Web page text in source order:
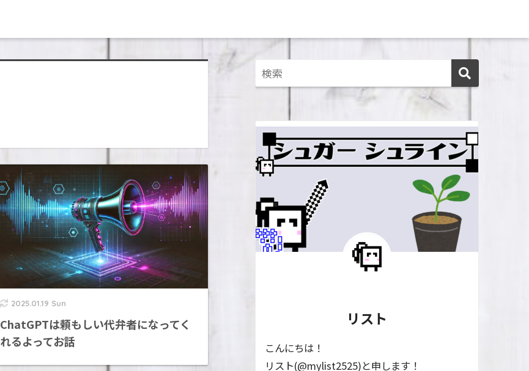
2025.01.19 Sun
ChatGPTは頼もしい代弁者になってく
れるよってお話
リスト
こんにちは！
リスト(@mylist2525)と申します！